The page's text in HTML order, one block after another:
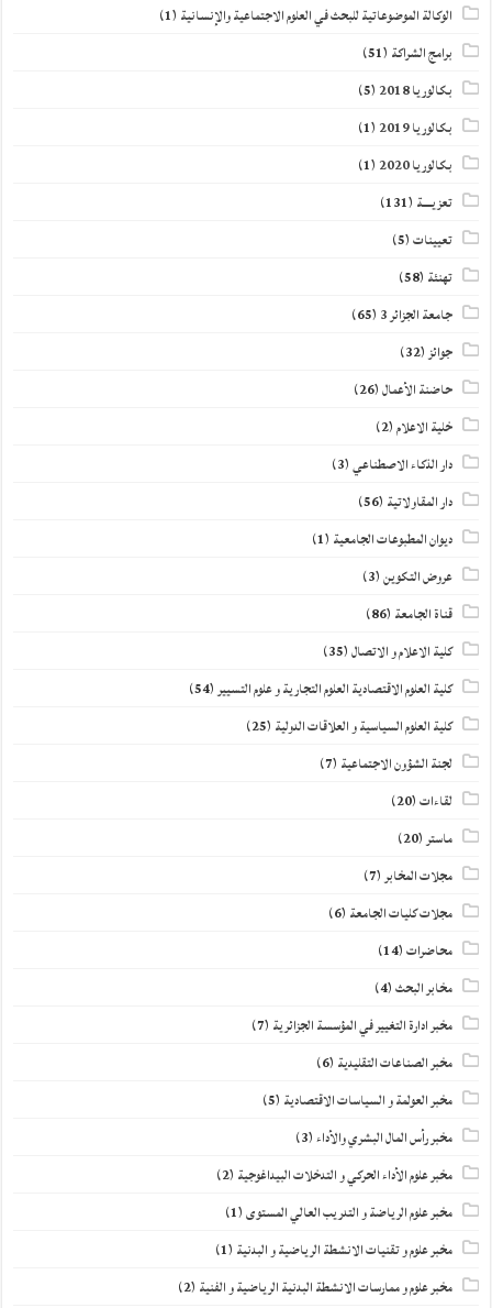
الوكالة الموضوعاتية للبحث في العلوم الاجتماعية والإنسانية (1)
برامج الشراكة (51)
بكالوريا 2018
(5)
بكالوريا 2019
(1)
بكالوريا 2020
(1)
تعزيــــة (131)
تعيينات(5)
تهنئة (58)
جامعة الجزائر 3 (65)
جوائز(32)
حاضنة الأعمال(26)
خلية الاعلام(2)
دار الذكاء الاصطناعي(3)
دار المقاولاتية (56)
ديوان المطبوعات الجامعية (1)
عروض التكوين(3)
قناة الجامعة (86)
كلية الاعلام و الاتصال(35)
كلية العلوم الاقتصادية العلوم التجارية و علوم التسيير(54)
كلية العلوم السياسية و العلاقات الدولية (25)
لجنة الشؤون الاجتماعية (7)
لقاءات(20)
ماستر(20)
مجلات المخابر(7)
مجلات كليات الجامعة (6)
محاضرات(14)
مخابر البحث(4)
مخبر ادارة التغيير في المؤسسة الجزائرية (7)
مخبر الصناعات التقليدية (6)
مخبر العولمة و السياسات الاقتصادية (5)
مخبر رأس المال البشري والأداء(3)
مخبر علوم الأداء الحركي و التدخلات البيداغوجية (2)
مخبر علوم الرياضة و التدريب العالي المستوى(1)
مخبر علوم و تقنيات الانشطة الرياضية و البدنية (1)
مخبر علوم و ممارسات الانشطة البدنية الرياضية و الفنية (2)